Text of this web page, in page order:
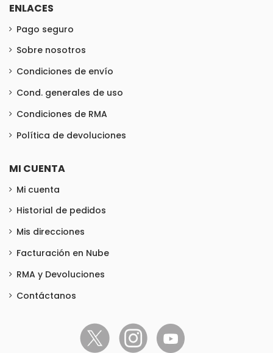
ENLACES
Pago seguro
Sobre nosotros
Condiciones de envío
Cond. generales de uso
Condiciones de RMA
Política de devoluciones
MI CUENTA
Mi cuenta
Historial de pedidos
Mis direcciones
Facturación en Nube
RMA y Devoluciones
Contáctanos